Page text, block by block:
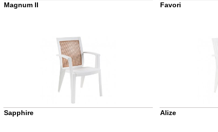
Magnum II Favori
Sapphire Alize